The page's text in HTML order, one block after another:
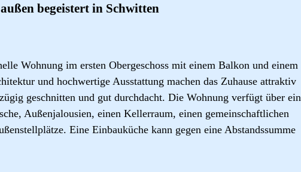
begeistert in Schwitten
Wohnung im ersten Obergeschoss mit einem Balkon und einem
und hochwertige Ausstattung machen das Zuhause attraktiv
geschnitten und gut durchdacht. Die Wohnung verfügt über ein
Außenjalousien, einen Kellerraum, einen gemeinschaftlichen
Eine Einbauküche kann gegen eine Abstandssumme